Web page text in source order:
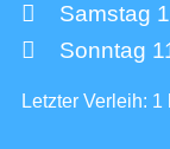
Samstag
Sonntag
Letzter Verleih: 1